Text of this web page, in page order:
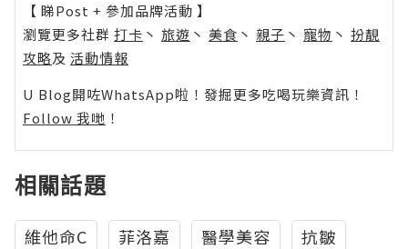
【 睇Post + 參加品牌活動 】
瀏覽更多社群 打卡 丶 旅遊 丶 美食 丶 親子 丶 寵物 丶 扮靚
攻略及 活動情報
U Blog開咗WhatsApp啦！發掘更多吃喝玩樂資訊！
Follow 我哋 ！
相關話題
維他命C 菲洛嘉 醫學美容
抗皺